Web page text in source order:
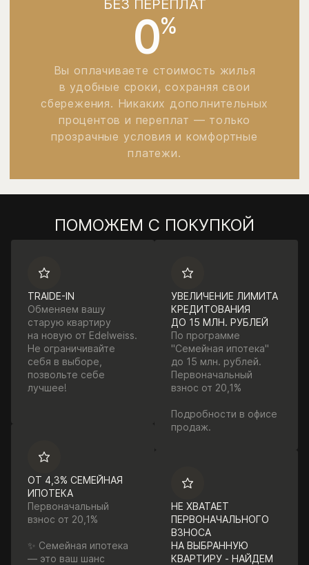
БЕЗ ПЕРЕПЛАТ
0%
Вы оплачиваете стоимость жилья
в удобные сроки, сохраняя свои
сбережения. Никаких дополнительных
процентов и переплат — только
прозрачные условия и комфортные
платежи.
ПОМОЖЕМ С ПОКУПКОЙ
TRAIDE-IN
Обменяем вашу
старую квартиру
на новую от Edelweiss.
Не ограничивайте
себя в выборе,
позвольте себе
лучшее!
ОТ 4,3% СЕМЕЙНАЯ
ИПОТЕКА
Первоначальный
взнос от 20,1%
✨ Семейная ипотека
— это ваш шанс
УВЕЛИЧЕНИЕ ЛИМИТА
КРЕДИТОВАНИЯ
ДО 15 МЛН. РУБЛЕЙ
По программе
"Семейная ипотека"
до 15 млн. рублей.
Первоначальный
взнос от 20,1%
Подробности в офисе
продаж.
НЕ ХВАТАЕТ
ПЕРВОНАЧАЛЬНОГО
ВЗНОСА
НА ВЫБРАННУЮ
КВАРТИРУ - НАЙДЕМ